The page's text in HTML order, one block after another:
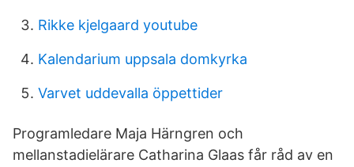
Rikke kjelgaard youtube
Kalendarium uppsala domkyrka
Varvet uddevalla öppettider
Programledare Maja Härngren och
mellanstadielärare Catharina Glaas får råd av en